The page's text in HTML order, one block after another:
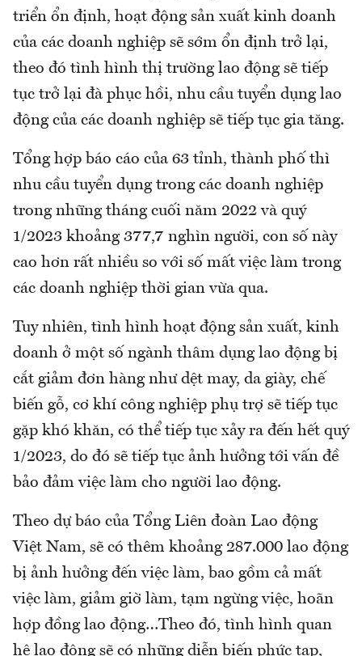
triển ổn định, hoạt động sản xuất kinh doanh
của các doanh nghiệp sẽ sớm ổn định trở lại,
theo đó tình hình thị trường lao động sẽ tiếp
tục trở lại đà phục hồi, nhu cầu tuyển dụng lao
động của các doanh nghiệp sẽ tiếp tục gia tăng.
Tổng hợp báo cáo của 63 tỉnh, thành phố thì
nhu cầu tuyển dụng trong các doanh nghiệp
trong những tháng cuối năm 2022 và quý
1/2023 khoảng 377,7 nghìn người, con số này
cao hơn rất nhiều so với số mất việc làm trong
các doanh nghiệp thời gian vừa qua.
Tuy nhiên, tình hình hoạt động sản xuất, kinh
doanh ở một số ngành thâm dụng lao động bị
cắt giảm đơn hàng như dệt may, da giày, chế
biến gỗ, cơ khí công nghiệp phụ trợ sẽ tiếp tục
gặp khó khăn, có thể tiếp tục xảy ra đến hết quý
1/2023, do đó sẽ tiếp tục ảnh hưởng tới vấn đề
bảo đảm việc làm cho người lao động.
Theo dự báo của Tổng Liên đoàn Lao động
Việt Nam, sẽ có thêm khoảng 287.000 lao động
bị ảnh hưởng đến việc làm, bao gồm cả mất
việc làm, giảm giờ làm, tạm ngừng việc, hoãn
hợp đồng lao động…Theo đó, tình hình quan
hệ lao động sẽ có những diễn biến phức tạp,